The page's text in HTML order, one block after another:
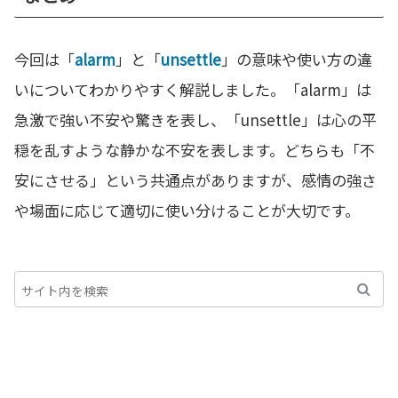
今回は「alarm」と「unsettle」の意味や使い方の違
いについてわかりやすく解説しました。「alarm」は
急激で強い不安や驚きを表し、「unsettle」は心の平
穏を乱すような静かな不安を表します。どちらも「不
安にさせる」という共通点がありますが、感情の強さ
や場面に応じて適切に使い分けることが大切です。